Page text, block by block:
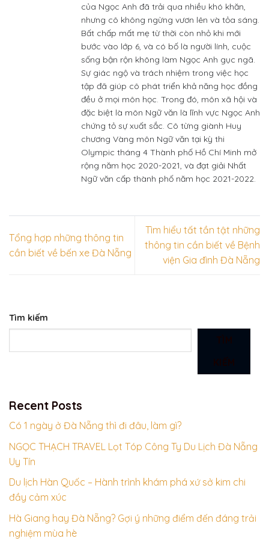
của Ngọc Anh đã trải qua nhiều khó khăn,
nhưng cô không ngừng vươn lên và tỏa sáng.
Bất chấp mất mẹ từ thời còn nhỏ khi mới
bước vào lớp 6, và có bố là người lính, cuộc
sống bận rộn không làm Ngọc Anh gục ngã.
Sự giác ngộ và trách nhiệm trong việc học
tập đã giúp cô phát triển khả năng học đồng
đều ở mọi môn học. Trong đó, môn xã hội và
đặc biệt là môn Ngữ văn là lĩnh vực Ngọc Anh
chứng tỏ sự xuất sắc. Cô từng giành Huy
chương Vàng môn Ngữ văn tại kỳ thi
Olympic tháng 4 Thành phố Hồ Chí Minh mở
rộng năm học 2020-2021, và đạt giải Nhất
Ngữ văn cấp thành phố năm học 2021-2022.
Tổng hợp những thông tin
cần biết về bến xe Đà Nẵng
Tìm hiểu tất tần tật những
thông tin cần biết về Bệnh
viện Gia đình Đà Nẵng
Tìm kiếm
Recent Posts
Có 1 ngày ở Đà Nẵng thì đi đâu, làm gì?
NGỌC THẠCH TRAVEL Lọt Tóp Công Ty Du Lịch Đà Nẵng
Uy Tín
Du lịch Hàn Quốc – Hành trình khám phá xứ sở kim chi
đầy cảm xúc
Hà Giang hay Đà Nẵng? Gợi ý những điểm đến đáng trải
nghiệm mùa hè